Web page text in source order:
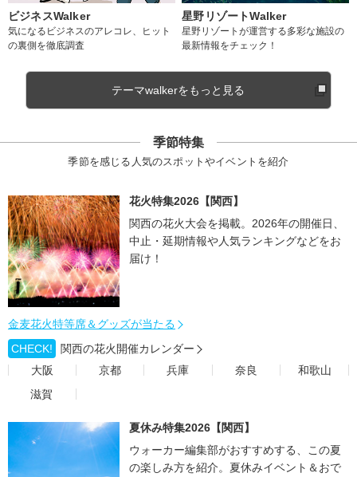
ビジネスWalker
気になるビジネスのアレコレ、ヒット
の裏側を徹底調査
星野リゾートWalker
星野リゾートが運営する多彩な施設の
最新情報をチェック！
テーマwalkerをもっと見る
季節特集
季節を感じる人気のスポットやイベントを紹介
花火特集2026【関西】
関西の花火大会を掲載。2026年の開催日、
中止・延期情報や人気ランキングなどをお
届け！
金麦花火特等席＆グッズが当たる
CHECK!
関西の花火開催カレンダー
大阪
京都 兵庫 奈良
和歌山
滋賀
夏休み特集2026【関西】
ウォーカー編集部がおすすめする、この夏
の楽しみ方を紹介。夏休みイベント＆おで